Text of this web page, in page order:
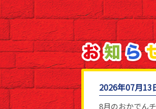
2026年07月13
8月のおかでん